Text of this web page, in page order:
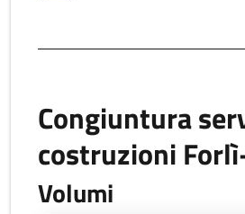
Congiuntura
costruzioni
Volumi